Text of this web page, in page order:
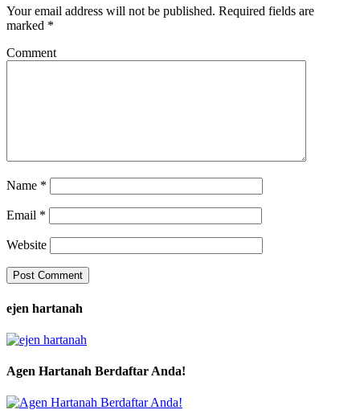
Your email address will not be published. Required fields are
marked *
Comment
Name *
Email *
Website
ejen hartanah
Agen Hartanah Berdaftar Anda!